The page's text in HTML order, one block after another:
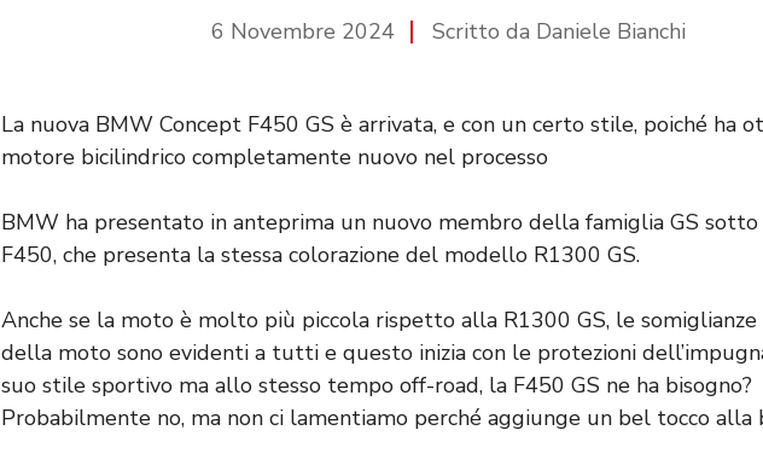
6 Novembre 2024 Scritto da Daniele Bianchi
La nuova BMW Concept F450 GS è arrivata, e con un certo stile, poiché ha
motore bicilindrico completamente nuovo nel processo
BMW ha presentato in anteprima un nuovo membro della famiglia GS
F450, che presenta la stessa colorazione del modello R1300 GS.
Anche se la moto è molto più piccola rispetto alla R1300 GS, le somiglianze
della moto sono evidenti a tutti e questo inizia con le protezioni
suo stile sportivo ma allo stesso tempo off-road, la F450 GS ne ha bisogno?
Probabilmente no, ma non ci lamentiamo perché aggiunge un bel tocco alla